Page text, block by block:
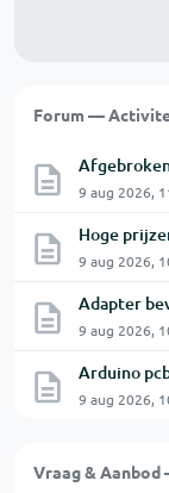
Forum —
9 aug 2026,
Hoge
9 aug 2026,
9 aug 2026,
Arduino
9 aug 2026,
Vraag &